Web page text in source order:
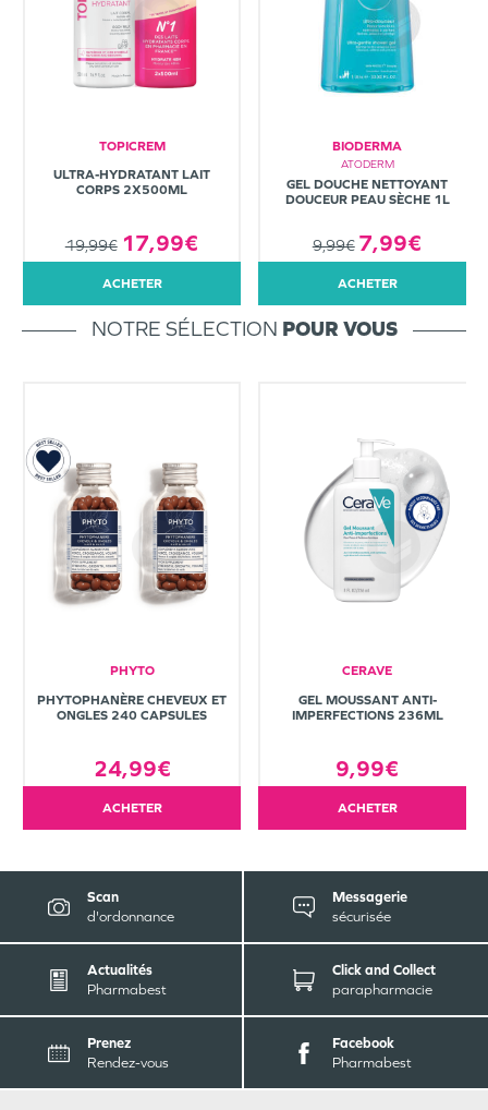
TOPICREM
ULTRA-HYDRATANT LAIT
CORPS 2X500ML
19,99€ 17,99€
ACHETER
BIODERMA
ATODERM
GEL DOUCHE NETTOYANT
DOUCEUR PEAU SÈCHE 1L
9,99€ 7,99€
ACHETER
NOTRE SÉLECTION POUR VOUS
PHYTO
PHYTOPHANÈRE CHEVEUX ET
ONGLES 240 CAPSULES
24,99€
ACHETER
CERAVE
GEL MOUSSANT ANTI-
IMPERFECTIONS 236ML
9,99€
ACHETER
Scan
d'ordonnance
Messagerie
sécurisée
Actualités
Pharmabest
Click and Collect
parapharmacie
Prenez
Rendez-vous
Facebook
Pharmabest